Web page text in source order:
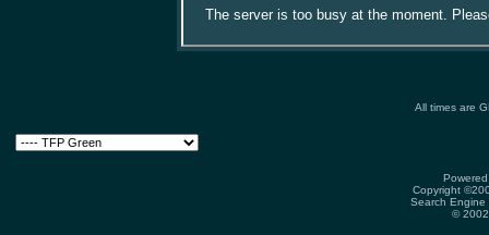
The server is too busy at the moment.
All times are
Copyright
Search
©